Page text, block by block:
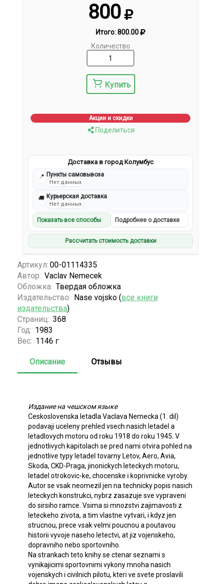
800
Итого:800.00
Количество
Купить
Акции и скидки
Поделиться
Доставка в город Колумбус
📍 Пункты самовывоза
Нет данных
🚚 Курьерская доставка
Нет данных
Показать все способы Подробнее о доставке
Рассчитать стоимость доставки
Артикул: 00-01114335
Автор: Vaclav Nemecek
Обложка: Твердая обложка
Издательство: Nase vojsko (все книги
издательства)
Страниц: 368
Год: 1983
Вес: 1146 г
Описание Отзывы
Издание на чешском языке
Ceskoslovenska letadla Vaclava Nemecka (1. dil)
podavaji uceleny prehled vsech nasich letadel a
letadlovych motoru od roku 1918 do roku 1945. V
jednotlivych kapitolach se pred nami otvira pohled na
jednotlive typy letadel tovarny Letov, Aero, Avia,
Skoda, CKD-Praga, jinonickych leteckych motoru,
letadel otrokovic-ke, chocenske i koprivnicke vyroby.
Autor se vsak neomezil jen na technicky popis nasich
leteckych konstrukci, nybrz zasazuje sve vypraveni
do sirsiho ramce. Vsima si mnozstvi zajimavosti z
leteckeho zivota, a tim vlastne vytvari, i kdyz jen
strucnou, prece vsak velmi poucnou a poutavou
historii vyvoje naseho letectvi, at jiz vojenskeho,
dopravniho nebo sportovniho.
Na strankach teto knihy se ctenar seznami s
vynikajicimi sportovnimi vykony mnoha nasich
vojenskych i civilnich pilotu, kteri ve svete proslavili